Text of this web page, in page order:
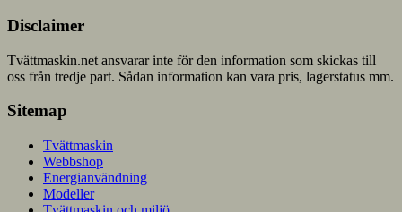
Disclaimer
Tvättmaskin.net ansvarar inte för den information som skickas till
oss från tredje part. Sådan information kan vara pris, lagerstatus mm.
Sitemap
Tvättmaskin
Webbshop
Energianvändning
Modeller